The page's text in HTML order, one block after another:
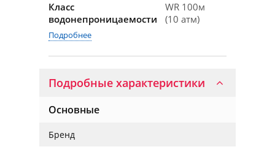
Класс
водонепроницаемости
WR 100м
(10 атм)
Подробнее
Подробные характеристики
Основные
Бренд